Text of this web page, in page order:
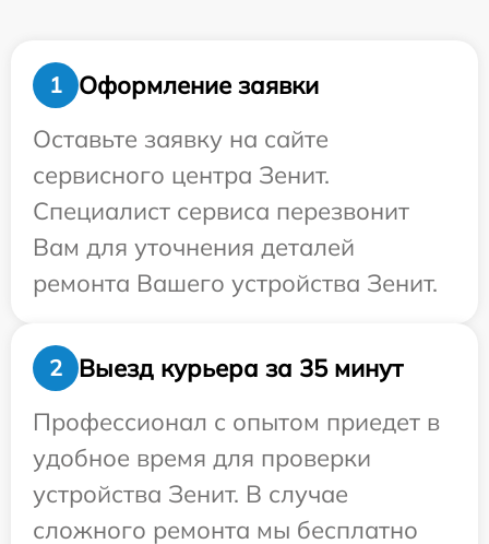
1
Оформление заявки
Оставьте заявку на сайте
сервисного центра Зенит.
Специалист сервиса перезвонит
Вам для уточнения деталей
ремонта Вашего устройства Зенит.
2
Выезд курьера за 35 минут
Профессионал с опытом приедет в
удобное время для проверки
устройства Зенит. В случае
сложного ремонта мы бесплатно